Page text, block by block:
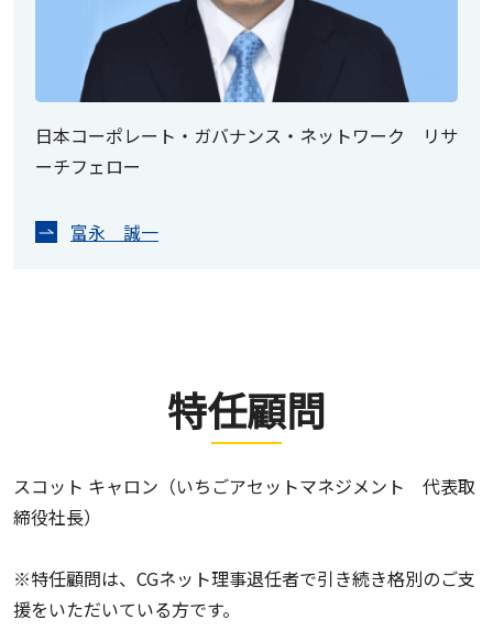
日本コーポレート・ガバナンス・ネットワーク リサ
ーチフェロー
富永 誠一
特任顧問
スコット キャロン（いちごアセットマネジメント 代表取
締役社長）
※特任顧問は、CGネット理事退任者で引き続き格別のご支
援をいただいている方です。